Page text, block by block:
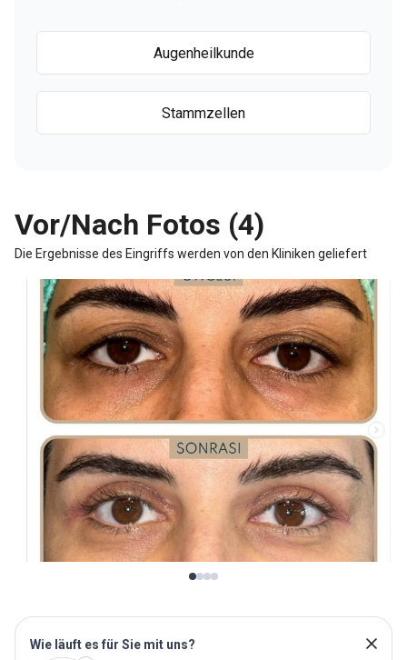
Augenheilkunde
Stammzellen
Vor/Nach Fotos (4)
Die Ergebnisse des Eingriffs werden von den Kliniken geliefert
Wie läuft es für Sie mit uns?